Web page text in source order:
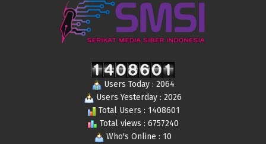
Users Today : 2064
Users Yesterday : 2026
Total Users : 1408601
Total views : 6757240
Who's Online : 10